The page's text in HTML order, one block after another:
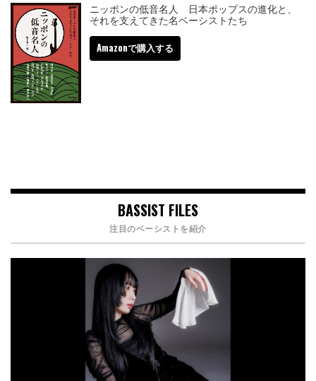
ニッポンの低音名人 日本ポップスの進化と、
それを支えてきた名ベーシストたち
Amazonで購入する
BASSIST FILES
注目のベーシストを紹介